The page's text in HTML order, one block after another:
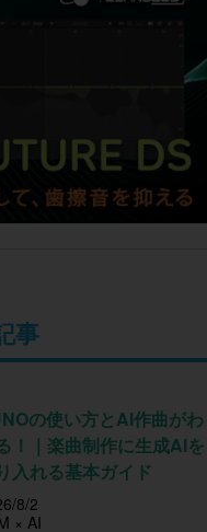
事
の使い方とAI作曲がわ
！｜楽曲制作に生成AIを
入れる基本ガイド
8/2
× AI